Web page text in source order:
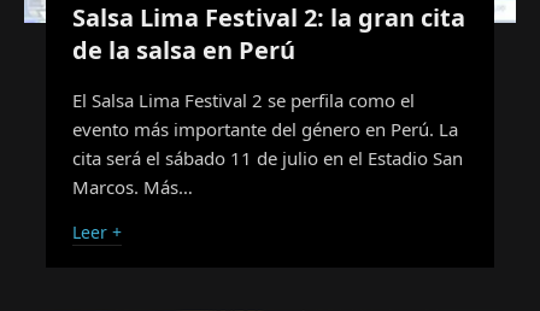
Salsa Lima Festival 2: la gran cita
de la salsa en Perú
El Salsa Lima Festival 2 se perfila como el
evento más importante del género en Perú. La
cita será el sábado 11 de julio en el Estadio San
Marcos. Más…
Leer +